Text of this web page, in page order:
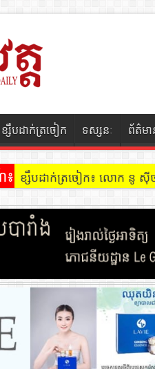
ខ្សឹបដាក់ត្រចៀក ទស្សនៈ ព័ត៌មា
៖ ខ្សឹបដាក់ត្រចៀក ៖ អគារ